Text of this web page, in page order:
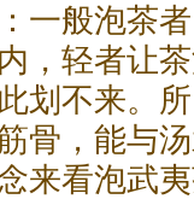
一般泡茶
，轻者让
划不来。
骨，能与
来看泡武